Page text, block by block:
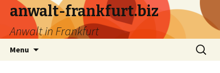
anwalt-frankfurt.biz
Anwalt in Frankfurt
Menu
Search
for: